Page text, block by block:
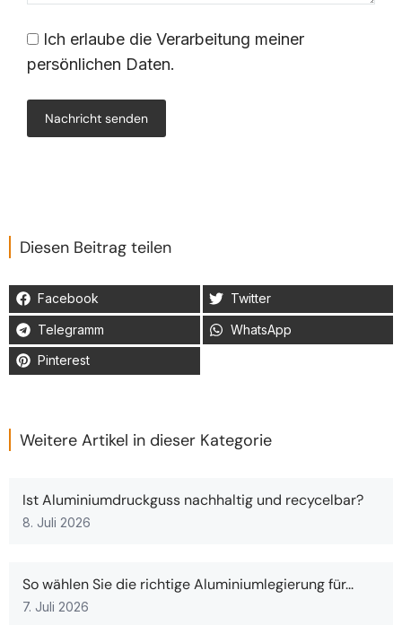
Ich erlaube die Verarbeitung meiner
persönlichen Daten.
Nachricht senden
Diesen Beitrag teilen
Facebook Twitter
Telegramm WhatsApp
Pinterest
Weitere Artikel in dieser Kategorie
Ist Aluminiumdruckguss nachhaltig und recycelbar?
8. Juli 2026
So wählen Sie die richtige Aluminiumlegierung für...
7. Juli 2026